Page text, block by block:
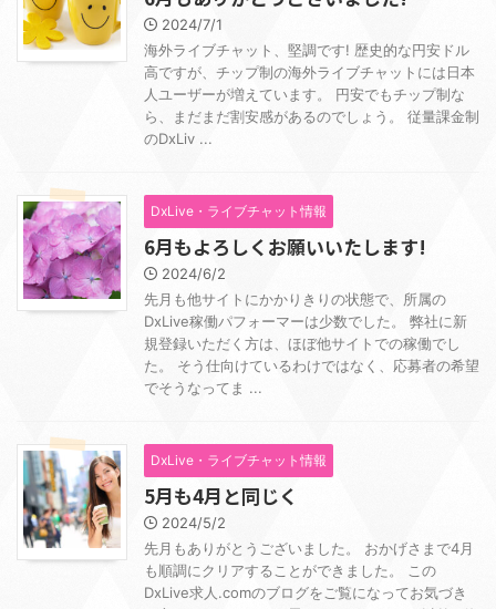
2024/7/1
海外ライブチャット、堅調です! 歴史的な円安ドル
高ですが、チップ制の海外ライブチャットには日本
人ユーザーが増えています。 円安でもチップ制な
ら、まだまだ割安感があるのでしょう。 従量課金制
のDxLiv ...
DxLive・ライブチャット情報
6月もよろしくお願いいたします!
2024/6/2
先月も他サイトにかかりきりの状態で、所属の
DxLive稼働パフォーマーは少数でした。 弊社に新
規登録いただく方は、ほぼ他サイトでの稼働でし
た。 そう仕向けているわけではなく、応募者の希望
でそうなってま ...
DxLive・ライブチャット情報
5月も4月と同じく
2024/5/2
先月もありがとうございました。 おかげさまで4月
も順調にクリアすることができました。 この
DxLive求人.comのブログをご覧になってお気づき